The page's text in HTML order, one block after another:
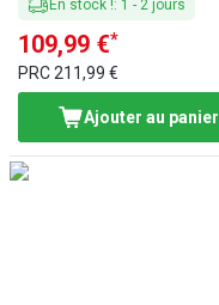
En stock !: 1 - 2 jours
109,99 €*
PRC211,99 €
Ajouter au panier